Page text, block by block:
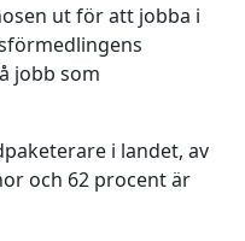
ut för att jobba i
jobb som
i landet, av
och 62 procent är